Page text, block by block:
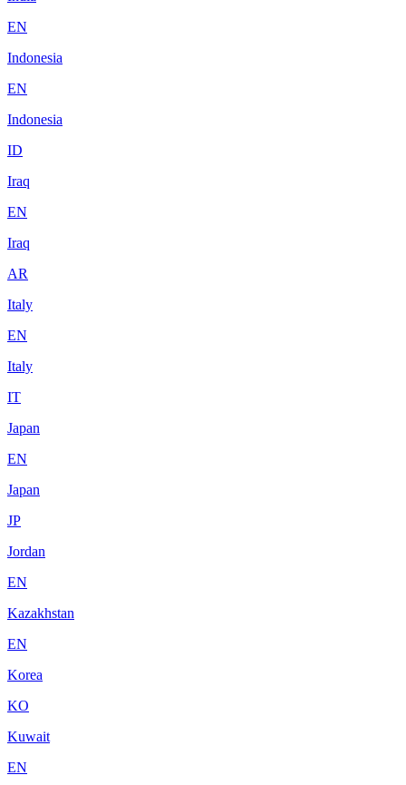
EN
Indonesia
EN
Indonesia
ID
Iraq
EN
Iraq
AR
Italy
EN
Italy
IT
Japan
EN
Japan
JP
Jordan
EN
Kazakhstan
EN
Korea
KO
Kuwait
EN